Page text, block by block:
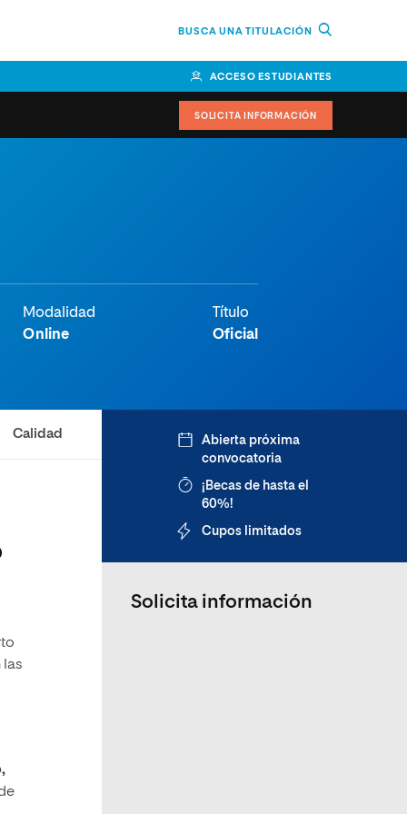
BUSCA UNA TITULACIÓN
ACCESO ESTUDIANTES
SOLICITA INFORMACIÓN
Modalidad
Online
Título
Oficial
Calidad
las
Abierta próxima
convocatoria
¡Becas de hasta el
60%!
Cupos limitados
Solicita información